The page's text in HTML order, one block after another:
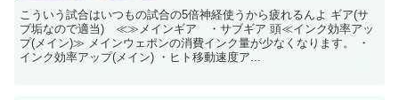
こういう試合はいつもの試合の5倍神経使うから疲れるんよ ギア(サ
ブ垢なので適当) ≪≫メインギア ・サブギア 頭≪インク効率アッ
プ(メイン)≫ メインウェポンの消費インク量が少なくなります。 ・
インク効率アップ(メイン) ・ヒト移動速度ア...